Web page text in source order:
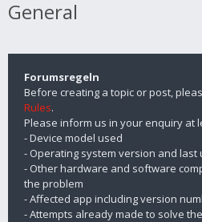
General
Forumsregeln
Before creating a topic or post,
Rules.
Please inform us in your enquiry at
- Device model used
- Operating system version and last
- Other hardware and software
the problem
- Affected app including version
- Attempts already made to solve